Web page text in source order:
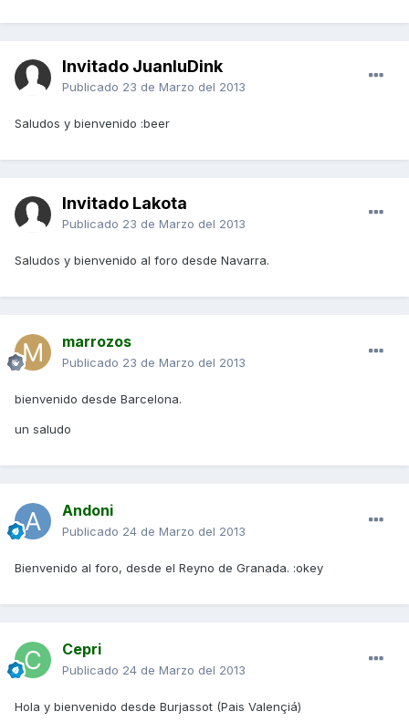
Invitado JuanluDink
Publicado 23 de Marzo del 2013
Saludos y bienvenido :beer
Invitado Lakota
Publicado 23 de Marzo del 2013
Saludos y bienvenido al foro desde Navarra.
marrozos
Publicado 23 de Marzo del 2013
bienvenido desde Barcelona.
un saludo
Andoni
Publicado 24 de Marzo del 2013
Bienvenido al foro, desde el Reyno de Granada. :okey
Cepri
Publicado 24 de Marzo del 2013
Hola y bienvenido desde Burjassot (Pais Valençiá)